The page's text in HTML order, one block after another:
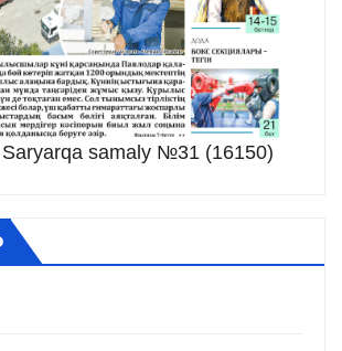
samaly №31 (16150)